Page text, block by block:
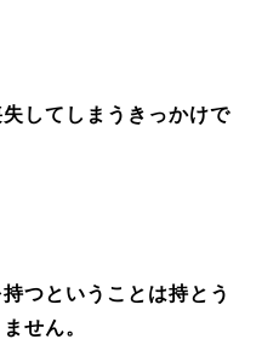
してしまうきっかけで
つということは持とう
せん。